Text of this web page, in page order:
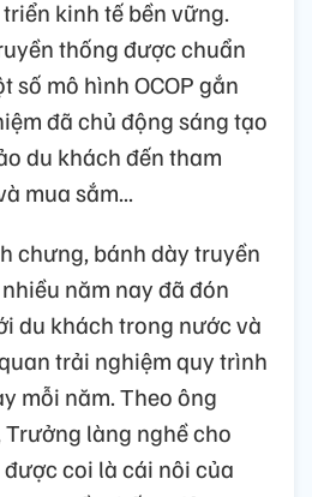
kinh tế bền vững.
thống được chuẩn
số mô hình OCOP gắn
đã chủ động sáng tạo
du khách đến tham
mua sắm...
chưng, bánh dày truyền
năm nay đã đón
du khách trong nước và
trải nghiệm quy trình
mỗi năm. Theo ông
làng nghề cho
coi là cái nôi của